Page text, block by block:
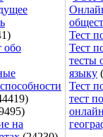
обо
на
Тест
Тест
тесты
языку
Тест
тест